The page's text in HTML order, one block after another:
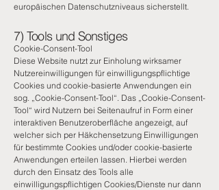
europäischen Datenschutzniveaus sicherstellt.
7) Tools und Sonstiges
Cookie-Consent-Tool
Diese Website nutzt zur Einholung wirksamer
Nutzereinwilligungen für einwilligungspflichtige
Cookies und cookie-basierte Anwendungen ein
sog. „Cookie-Consent-Tool“. Das „Cookie-Consent-
Tool“ wird Nutzern bei Seitenaufruf in Form einer
interaktiven Benutzeroberfläche angezeigt, auf
welcher sich per Häkchensetzung Einwilligungen
für bestimmte Cookies und/oder cookie-basierte
Anwendungen erteilen lassen. Hierbei werden
durch den Einsatz des Tools alle
einwilligungspflichtigen Cookies/Dienste nur dann